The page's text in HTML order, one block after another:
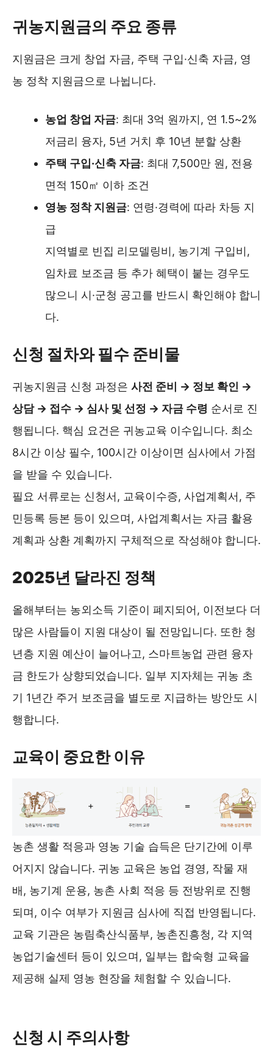
귀농지원금의 주요 종류
지원금은 크게 창업 자금, 주택 구입·신축 자금, 영
농 정착 지원금으로 나뉩니다.
농업 창업 자금: 최대 3억 원까지, 연 1.5~2%
저금리 융자, 5년 거치 후 10년 분할 상환
주택 구입·신축 자금: 최대 7,500만 원, 전용
면적 150㎡ 이하 조건
영농 정착 지원금: 연령·경력에 따라 차등 지
급
지역별로 빈집 리모델링비, 농기계 구입비,
임차료 보조금 등 추가 혜택이 붙는 경우도
많으니 시·군청 공고를 반드시 확인해야 합니
다.
신청 절차와 필수 준비물
귀농지원금 신청 과정은 사전 준비 → 정보 확인 →
상담 → 접수 → 심사 및 선정 → 자금 수령 순서로 진
행됩니다. 핵심 요건은 귀농교육 이수입니다. 최소
8시간 이상 필수, 100시간 이상이면 심사에서 가점
을 받을 수 있습니다.
필요 서류로는 신청서, 교육이수증, 사업계획서, 주
민등록 등본 등이 있으며, 사업계획서는 자금 활용
계획과 상환 계획까지 구체적으로 작성해야 합니다.
2025년 달라진 정책
올해부터는 농외소득 기준이 폐지되어, 이전보다 더
많은 사람들이 지원 대상이 될 전망입니다. 또한 청
년층 지원 예산이 늘어나고, 스마트농업 관련 융자
금 한도가 상향되었습니다. 일부 지자체는 귀농 초
기 1년간 주거 보조금을 별도로 지급하는 방안도 시
행합니다.
교육이 중요한 이유
농촌 생활 적응과 영농 기술 습득은 단기간에 이루
어지지 않습니다. 귀농 교육은 농업 경영, 작물 재
배, 농기계 운용, 농촌 사회 적응 등 전방위로 진행
되며, 이수 여부가 지원금 심사에 직접 반영됩니다.
교육 기관은 농림축산식품부, 농촌진흥청, 각 지역
농업기술센터 등이 있으며, 일부는 합숙형 교육을
제공해 실제 영농 현장을 체험할 수 있습니다.
신청 시 주의사항